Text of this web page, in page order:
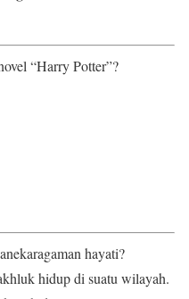
“Harry Potter”?
hayati?
hidup di suatu wilayah.